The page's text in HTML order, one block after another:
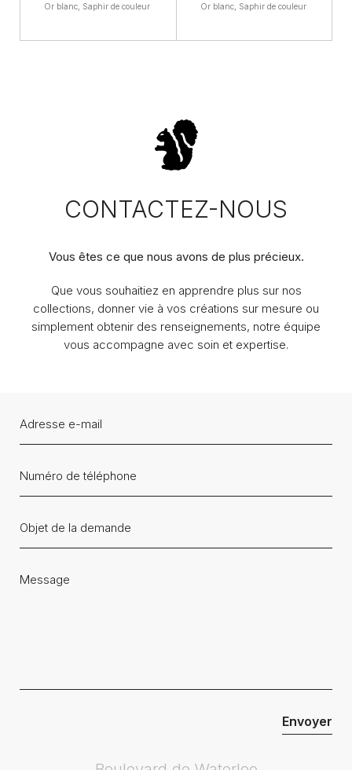
Or blanc, Saphir de couleur Or blanc, Saphir de couleur
CONTACTEZ-NOUS
Vous êtes ce que nous avons de plus précieux.
Que vous souhaitiez en apprendre plus sur nos
collections, donner vie à vos créations sur mesure ou
simplement obtenir des renseignements, notre équipe
vous accompagne avec soin et expertise.